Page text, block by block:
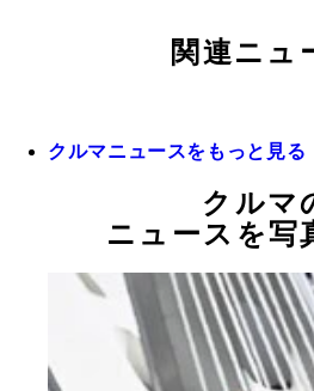
関連ニュ
クルマニュースをもっと見る
クルマ
ニュースを写